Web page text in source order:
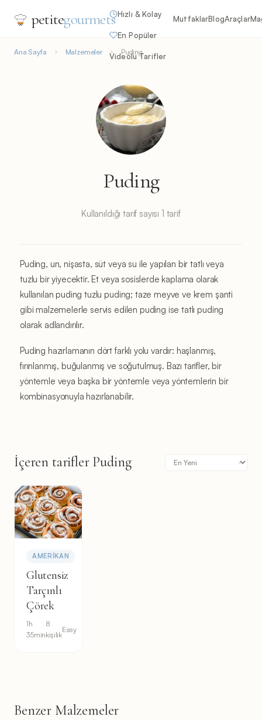
petitegourmets Hızlı & Kolay
En Popüler
Videolu Tarifler
MutfaklarBlogAraçlar
Ana Sayfa Malzemeler Puding
Puding
Kullanıldığı tarif sayısı 1 tarif
Puding, un, nişasta, süt veya su ile yapılan bir tatlı veya
tuzlu bir yiyecektir. Et veya sosislerde kaplama olarak
kullanılan puding tuzlu puding; taze meyve ve krem ​​şanti
gibi malzemelerle servis edilen puding ise tatlı puding
olarak adlandırılır.
Puding hazırlamanın dört farklı yolu vardır: haşlanmış,
fırınlanmış, buğulanmış ve soğutulmuş. Bazı tarifler, bir
yöntemle veya başka bir yöntemle veya yöntemlerin bir
kombinasyonuyla hazırlanabilir.
İçeren tarifler Puding
AMERIKAN
Glutensiz
Tarçınlı
Çörek
1h
35min
8
kişilik
Easy
Benzer Malzemeler